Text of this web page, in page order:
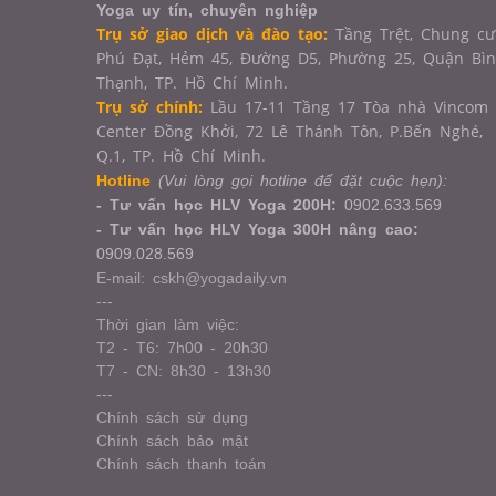
Yoga uy tín, chuyên nghiệp
Trụ sở giao dịch và đào tạo: Tầng Trệt, Chung cư
Phú Đạt, Hẻm 45, Đường D5, Phường 25, Quận
Thạnh, TP. Hồ Chí Minh.
Trụ sở chính: Lầu 17-11 Tầng 17 Tòa nhà Vincom
Center Đồng Khởi, 72 Lê Thánh Tôn, P.Bến Nghé,
Q.1, TP. Hồ Chí Minh.
Hotline (Vui lòng gọi hotline để đặt cuộc hẹn):
- Tư vấn học HLV Yoga 200H: 0902.633.569
- Tư vấn học HLV Yoga 300H nâng cao:
0909.028.569
E-mail: cskh@yogadaily.vn
---
Thời gian làm việc:
T2 - T6: 7h00 - 20h30
T7 - CN: 8h30 - 13h30
---
Chính sách sử dụng
Chính sách bảo mật
Chính sách thanh toán